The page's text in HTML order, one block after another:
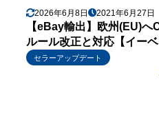
2026年6月8日 2021年6月27日
【eBay輸出】欧州(EU)
ルール改正と対応【イーベ
セラーアップデート